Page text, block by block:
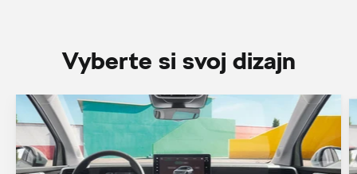
Vyberte si svoj dizajn